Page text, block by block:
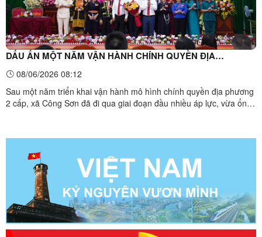
DẤU ẤN MỘT NĂM VẬN HÀNH CHÍNH QUYỀN ĐỊA
PHƯƠNG 2 CẤP Ở XÃ CÔNG SƠN
08/06/2026 08:12
Sau một năm triển khai vận hành mô hình chính quyền địa phương
2 cấp, xã Công Sơn đã đi qua giai đoạn đầu nhiều áp lực, vừa ổn
phân tán, điều kiện hạ tầng còn nhiều khó ...